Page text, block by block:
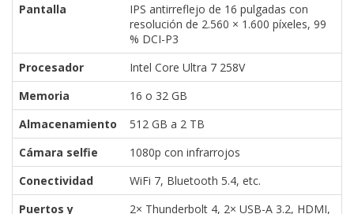
Pantalla
IPS antirreflejo de 16 pulgadas con
resolución de 2.560 × 1.600 píxeles, 99
% DCI-P3
Procesador
Intel Core Ultra 7 258V
Memoria
16 o 32 GB
Almacenamiento
512 GB a 2 TB
Cámara selfie
1080p con infrarrojos
Conectividad
WiFi 7, Bluetooth 5.4, etc.
Puertos y
2× Thunderbolt 4, 2× USB-A 3.2, HDMI,